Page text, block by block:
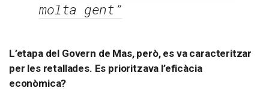
molta gent”
L’etapa del Govern de Mas, però, es va caracteritzar
per les retallades. Es prioritzava l’eficàcia
econòmica?